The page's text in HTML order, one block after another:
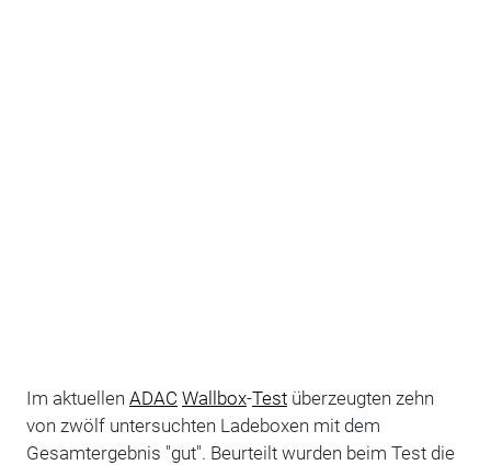
Im aktuellen ADAC Wallbox-Testüberzeugten zehn
von zwölf untersuchten Ladeboxen mit dem
Gesamtergebnis "gut". Beurteilt wurden beim Test die